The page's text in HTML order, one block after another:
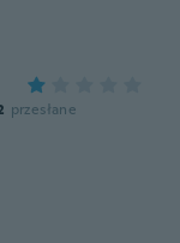
przesłane